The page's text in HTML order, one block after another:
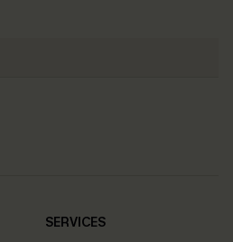
SERVICES